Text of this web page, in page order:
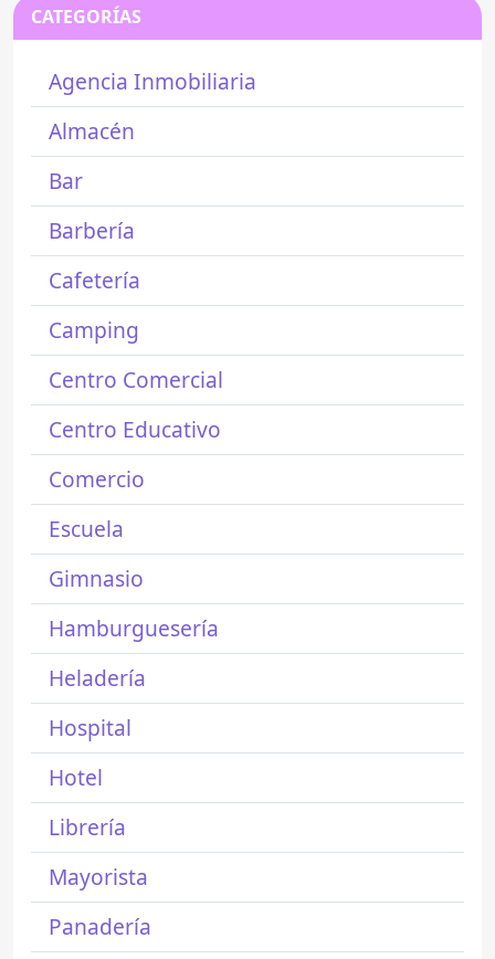
CATEGORÍAS
Agencia Inmobiliaria
Almacén
Bar
Barbería
Cafetería
Camping
Centro Comercial
Centro Educativo
Comercio
Escuela
Gimnasio
Hamburguesería
Heladería
Hospital
Hotel
Librería
Mayorista
Panadería